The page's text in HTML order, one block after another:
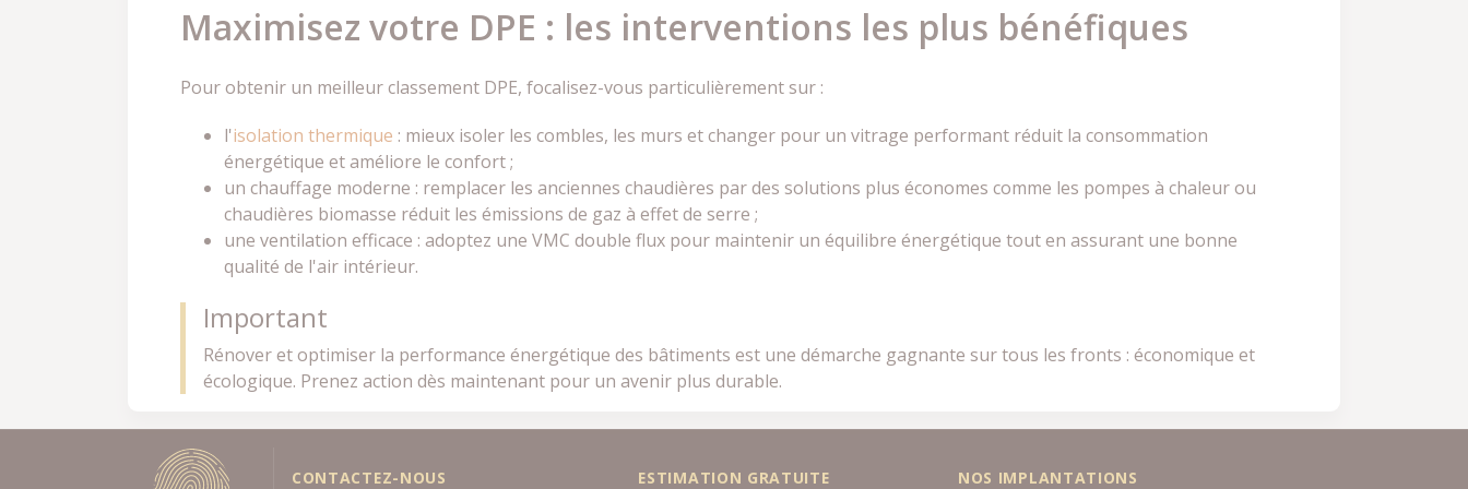
Maximisez votre DPE : les interventions les plus bénéfiques
Pour obtenir un meilleur classement DPE, focalisez-vous particulièrement sur :
l'isolation thermique : mieux isoler les combles, les murs et changer pour un vitrage performant réduit la consommation
énergétique et améliore le confort ;
un chauffage moderne : remplacer les anciennes chaudières par des solutions plus économes comme les pompes à chaleur ou
chaudières biomasse réduit les émissions de gaz à effet de serre ;
une ventilation efficace : adoptez une VMC double flux pour maintenir un équilibre énergétique tout en assurant une bonne
qualité de l'air intérieur.
Important
Rénover et optimiser la performance énergétique des bâtiments est une démarche gagnante sur tous les fronts : économique et
écologique. Prenez action dès maintenant pour un avenir plus durable.
CONTACTEZ-NOUS ESTIMATION GRATUITE NOS IMPLANTATIONS